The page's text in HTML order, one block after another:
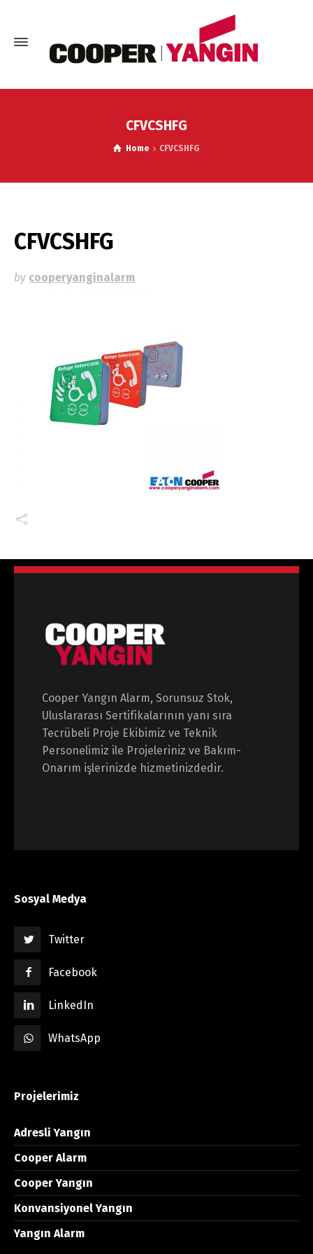
CFVCSHFG
Home CFVCSHFG
CFVCSHFG
by cooperyanginalarm
Cooper Yangın Alarm, Sorunsuz Stok,
Uluslararası Sertifikalarının yanı sıra
Tecrübeli Proje Ekibimiz ve Teknik
Personelimiz ile Projeleriniz ve Bakım-
Onarım işlerinizde hizmetinizdedir.
Sosyal Medya
Twitter
Facebook
LinkedIn
WhatsApp
Projelerimiz
Adresli Yangın
Cooper Alarm
Cooper Yangın
Konvansiyonel Yangın
Yangın Alarm